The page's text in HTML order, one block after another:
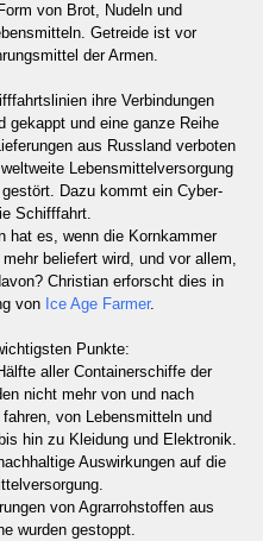
von Brot, Nudeln und
Getreide ist vor
der Armen.
ihre Verbindungen
gekappt und eine ganze Reihe
aus Russland verboten
Lebensmittelversorgung
Dazu kommt ein Cyber-
Schifffahrt.
hat es, wenn die Kornkammer
beliefert wird, und vor allem,
Christian erforscht dies in
von Ice Age Farmer.
Punkte:
aller Containerschiffe der
nicht mehr von und nach
fahren, von Lebensmitteln und
hin zu Kleidung und Elektronik.
Auswirkungen auf die
von Agrarrohstoffen aus
wurden gestoppt.